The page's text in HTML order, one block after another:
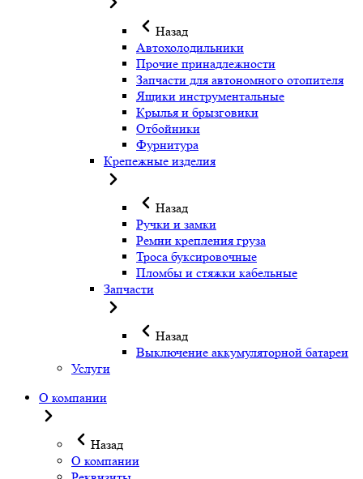
Назад
Автохолодильники
Прочие принадлежности
Запчасти для автономного отопителя
Ящики инструментальные
Крылья и брызговики
Отбойники
Фурнитура
Крепежные изделия
Назад
Ручки и замки
Ремни крепления груза
Троса буксировочные
Пломбы и стяжки кабельные
Запчасти
Назад
Выключение аккумуляторной батареи
Услуги
О компании
Назад
О компании